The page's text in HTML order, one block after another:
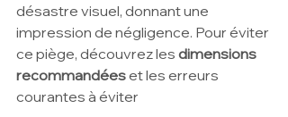
désastre visuel, donnant une
impression de négligence. Pour éviter
ce piège, découvrez les dimensions
recommandées et les erreurs
courantes à éviter